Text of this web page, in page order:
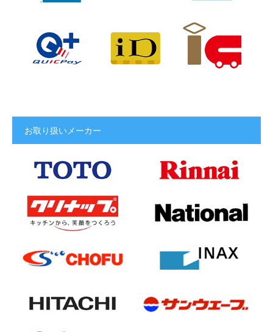
お取り扱いメーカー